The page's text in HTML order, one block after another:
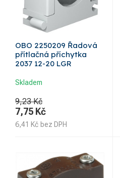
OBO 2250209 Řadová
přítlačná příchytka
2037 12-20 LGR
Skladem
9,23 Kč
7,75 Kč
6,41 Kč bez DPH